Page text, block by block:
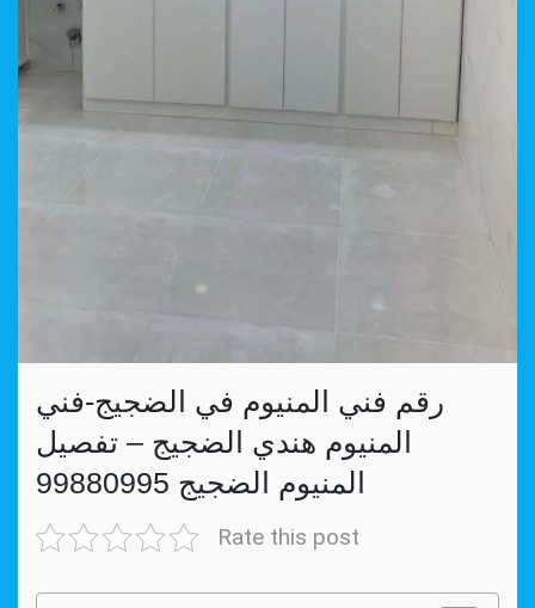
رقم فني المنيوم في الضجيج-فني
المنيوم هندي الضجيج – تفصيل
المنيوم الضجيج 99880995
Rate this post